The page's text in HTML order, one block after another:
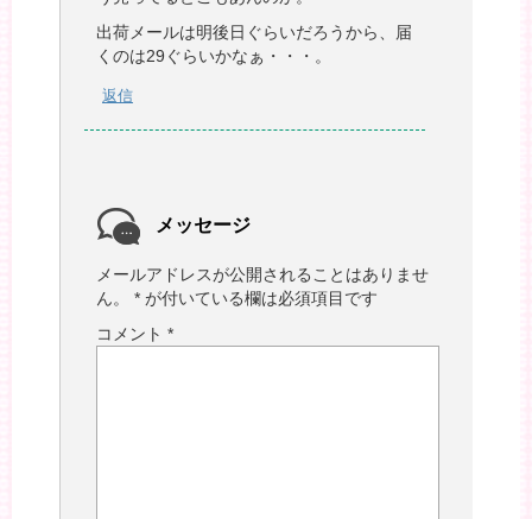
出荷メールは明後日ぐらいだろうから、届
くのは29ぐらいかなぁ・・・。
返信
メッセージ
メールアドレスが公開されることはありませ
ん。
* が付いている欄は必須項目です
コメント *